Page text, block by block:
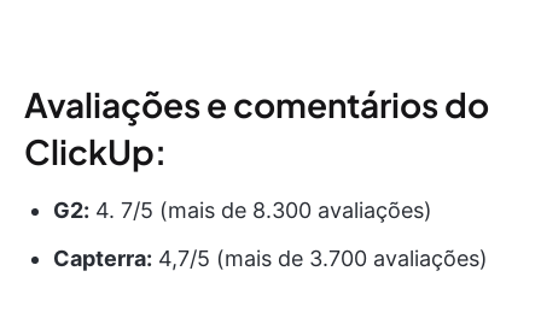
Avaliações e comentários do
ClickUp:
G2: 4. 7/5 (mais de 8.300 avaliações)
Capterra: 4,7/5 (mais de 3.700 avaliações)